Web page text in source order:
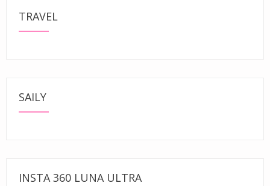
TRAVEL
SAILY
INSTA 360 LUNA ULTRA